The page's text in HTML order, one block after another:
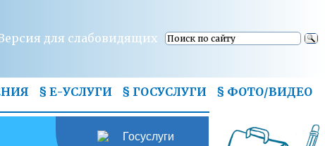
для слабовидящих
§ Е-УСЛУГИ § ГОСУСЛУГИ § ФОТО/ВИДЕО